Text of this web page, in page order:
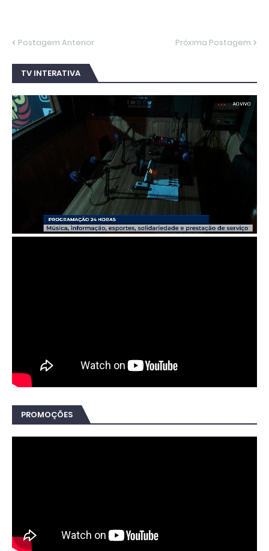
Postagem Anterior Próxima Postagem
TV INTERATIVA
PROMOÇÕES